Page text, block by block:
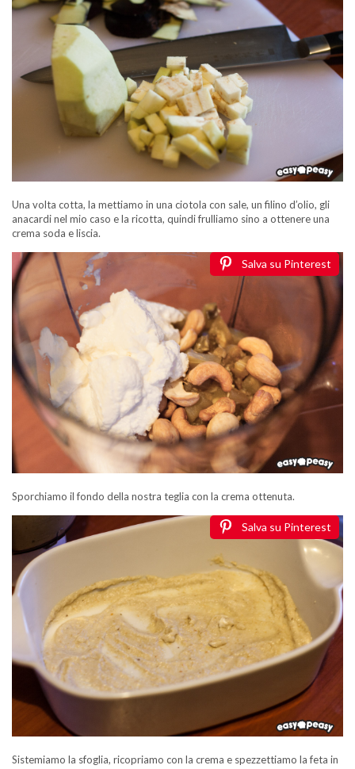
Una volta cotta, la mettiamo in una ciotola con sale, un filino d’olio, gli
anacardi nel mio caso e la ricotta, quindi frulliamo sino a ottenere una
crema soda e liscia.
Salva su Pinterest
Sporchiamo il fondo della nostra teglia con la crema ottenuta.
Salva su Pinterest
Sistemiamo la sfoglia, ricopriamo con la crema e spezzettiamo la feta in